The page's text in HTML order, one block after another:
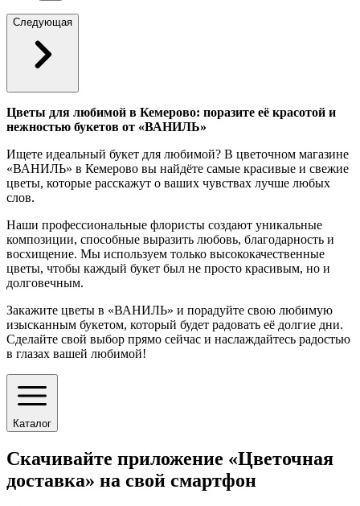
Следующая
Цветы для любимой в Кемерово: поразите её красотой и
нежностью букетов от «ВАНИЛЬ»
Ищете идеальный букет для любимой? В цветочном магазине
«ВАНИЛЬ» в Кемерово вы найдёте самые красивые и свежие
цветы, которые расскажут о ваших чувствах лучше любых
слов.
Наши профессиональные флористы создают уникальные
композиции, способные выразить любовь, благодарность и
восхищение. Мы используем только высококачественные
цветы, чтобы каждый букет был не просто красивым, но и
долговечным.
Закажите цветы в «ВАНИЛЬ» и порадуйте свою любимую
изысканным букетом, который будет радовать её долгие дни.
Сделайте свой выбор прямо сейчас и наслаждайтесь радостью
в глазах вашей любимой!
Каталог
Скачивайте приложение «Цветочная
доставка» на свой смартфон